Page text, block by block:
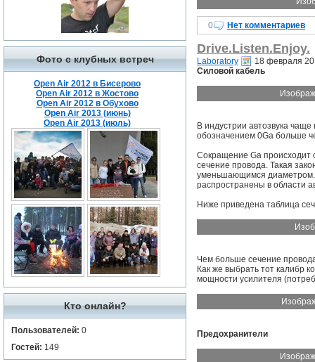
Фото с клубных встреч
Open Air 2012 в Бисерово
Open Air 2012 в Жостово
Open Air 2012 в Обухово
Open Air 2013 (июнь)
Open Air 2013 (июль)
Кто онлайн?
Пользователей: 0
Гостей: 149
0 Нет комментариев
Drive.Listen.Enjoy.
Laboratory
18 февраля
Силовой кабель
В индустрии автозвука
обозначением 0Ga больше
Сокращение Ga происходит
сечение провода. Такая
уменьшающимся диаметром.
распространены в области
Ниже приведена таблица
Чем больше сечение
Как же выбрать тот калибр
мощности усилителя
Предохранители